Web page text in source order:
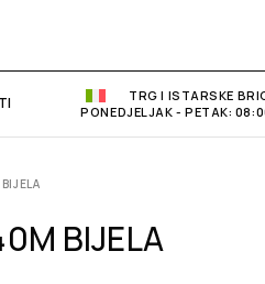
TRG I ISTARSKE
PONEDJELJAK - PETAK:
BIJELA